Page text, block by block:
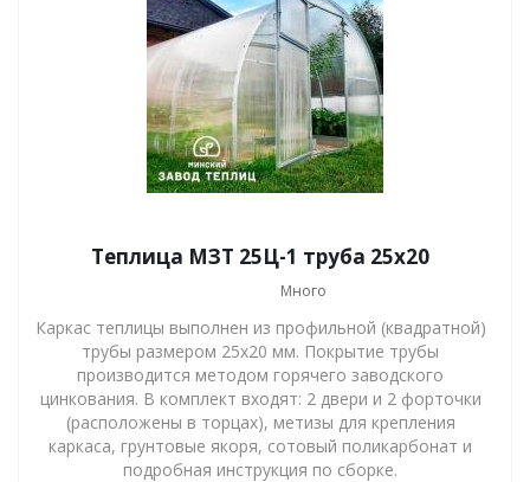
Теплица МЗТ 25Ц-1 труба 25х20
Много
Каркас теплицы выполнен из профильной (квадратной)
трубы размером 25х20 мм. Покрытие трубы
производится методом горячего заводского
цинкования. В комплект входят: 2 двери и 2 форточки
(расположены в торцах), метизы для крепления
каркаса, грунтовые якоря, сотовый поликарбонат и
подробная инструкция по сборке.